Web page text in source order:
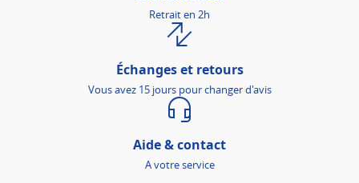
Retrait en 2h
Échanges et retours
Vous avez 15 jours pour changer d'avis
Aide & contact
A votre service